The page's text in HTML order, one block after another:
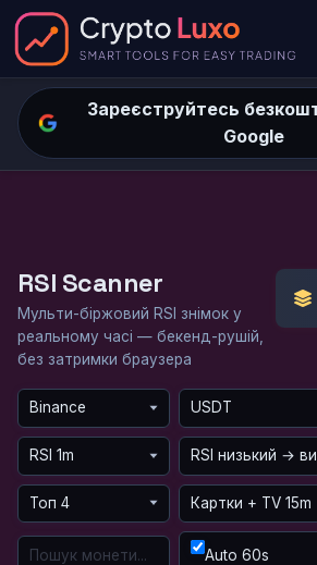
Зареєструйтесь
Google
RSI Scanner
Мульти-біржовий RSI знімок у
реальному часі — бекенд-рушій,
без затримки браузера
Auto 60s